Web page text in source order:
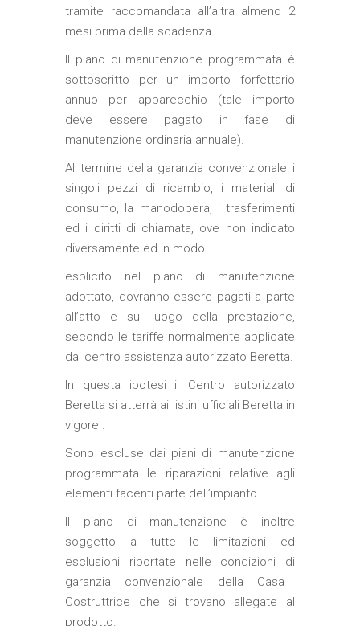
tramite raccomandata all’altra almeno 2
mesi prima della scadenza.
Il piano di manutenzione programmata è
sottoscritto per un importo forfettario
annuo per apparecchio (tale importo
deve essere pagato in fase di
manutenzione ordinaria annuale).
Al termine della garanzia convenzionale i
singoli pezzi di ricambio, i materiali di
consumo, la manodopera, i trasferimenti
ed i diritti di chiamata, ove non indicato
diversamente ed in modo
esplicito nel piano di manutenzione
adottato, dovranno essere pagati a parte
all’atto e sul luogo della prestazione,
secondo le tariffe normalmente applicate
dal centro assistenza autorizzato Beretta.
In questa ipotesi il Centro autorizzato
Beretta si atterrà ai listini ufficiali Beretta in
vigore .
Sono escluse dai piani di manutenzione
programmata le riparazioni relative agli
elementi facenti parte dell’impianto.
Il piano di manutenzione è inoltre
soggetto a tutte le limitazioni ed
esclusioni riportate nelle condizioni di
garanzia convenzionale della Casa
Costruttrice che si trovano allegate al
prodotto.